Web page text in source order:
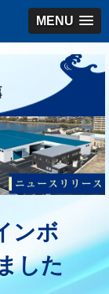
MENU
ンボ
した